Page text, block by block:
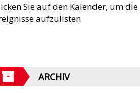
Sie auf den Kalender, um die
aufzulisten
ARCHIV